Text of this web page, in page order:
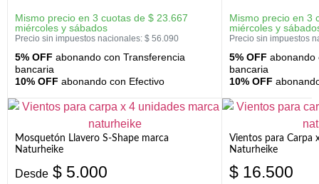
Mismo precio en 3 cuotas de $ 23.667
miércoles y sábados
Precio sin impuestos nacionales: $ 56.090
5% OFF abonando con Transferencia
bancaria
10% OFF abonando con Efectivo
Mismo precio en 3
miércoles y
Precio sin impuestos
5% OFF abonando
bancaria
10% OFF
Mosquetón Llavero S-Shape marca
Naturheike
Desde $ 5.000
Vientos para Carpa
Naturheike
$ 16.500